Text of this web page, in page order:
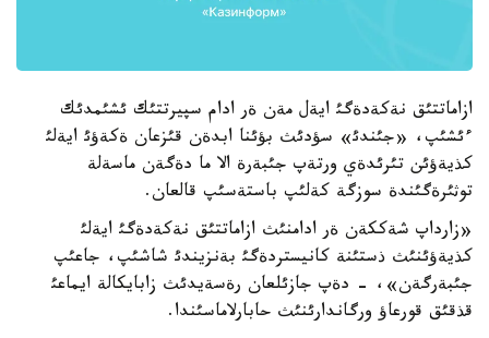
ازاماتتئق نةكةدةگئ ايةل مةن ةر ادام سپيرتتئك ئشئمدئك
ءئشئپ، «جئندئ» سؤدئث بؤئنا ابدةن قئزعان ةكةؤئ ايةلئ
كذيةؤئن تئرئدةي ورتةپ جئبةرة الا ما دةگةن ماسةلة
توثئرةگئندة سوزگة كةلئپ باستةسئپ قالعان.
«زارداپ شةككةن ةر ادامنئث ازاماتتئق نةكةدةگئ ايةلئ
كذيةؤئنئث ذستئنة كانيستردةگئ بةنزيندئ شاشئپ، جاعئپ
جئبةرگةن»، - دةپ جازئلعان رةسةيدئث زابايكالة ايماعئ
قذقئق قورعاؤ ورگاندارئنئث حابارلاماسئندا.